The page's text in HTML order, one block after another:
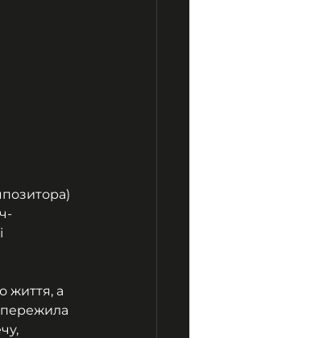
життя, а
пережила